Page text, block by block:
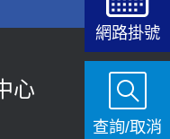
膽息肉如何
心
網路掛號
查詢/取消